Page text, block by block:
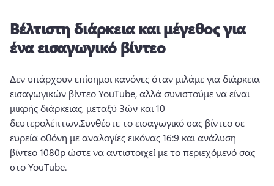
Βέλτιστη διάρκεια και μέγεθος για
ένα εισαγωγικό βίντεο
Δεν υπάρχουν επίσημοι κανόνες όταν μιλάμε για διάρκεια
εισαγωγικών βίντεο YouTube, αλλά συνιστούμε να είναι
μικρής διάρκειας, μεταξύ 3ών και 10
δευτερολέπτων.Συνθέστε το εισαγωγικό σας βίντεο σε
ευρεία οθόνη με αναλογίες εικόνας 16:9 και ανάλυση
βίντεο 1080p ώστε να αντιστοιχεί με το περιεχόμενό σας
στο YouTube.